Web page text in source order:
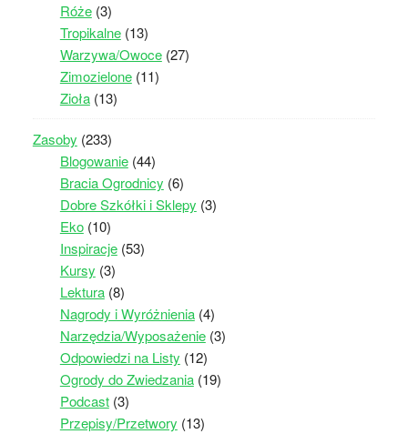
Róże(3)
Tropikalne(13)
Warzywa/Owoce(27)
Zimozielone(11)
Zioła(13)
Zasoby (233)
Blogowanie(44)
Bracia Ogrodnicy (6)
Dobre Szkółki i Sklepy (3)
Eko(10)
Inspiracje(53)
Kursy (3)
Lektura(8)
Nagrody i Wyróżnienia(4)
Narzędzia/Wyposażenie(3)
Odpowiedzi na Listy (12)
Ogrody do Zwiedzania(19)
Podcast(3)
Przepisy/Przetwory (13)